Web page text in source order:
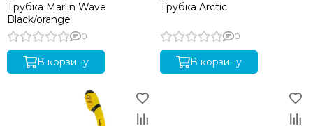
Трубка Marlin Wave
Black/orange
0
В корзину
Трубка Arctic
0
В корзину